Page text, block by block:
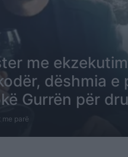
me
dëshmia
Gurrën për
me parë